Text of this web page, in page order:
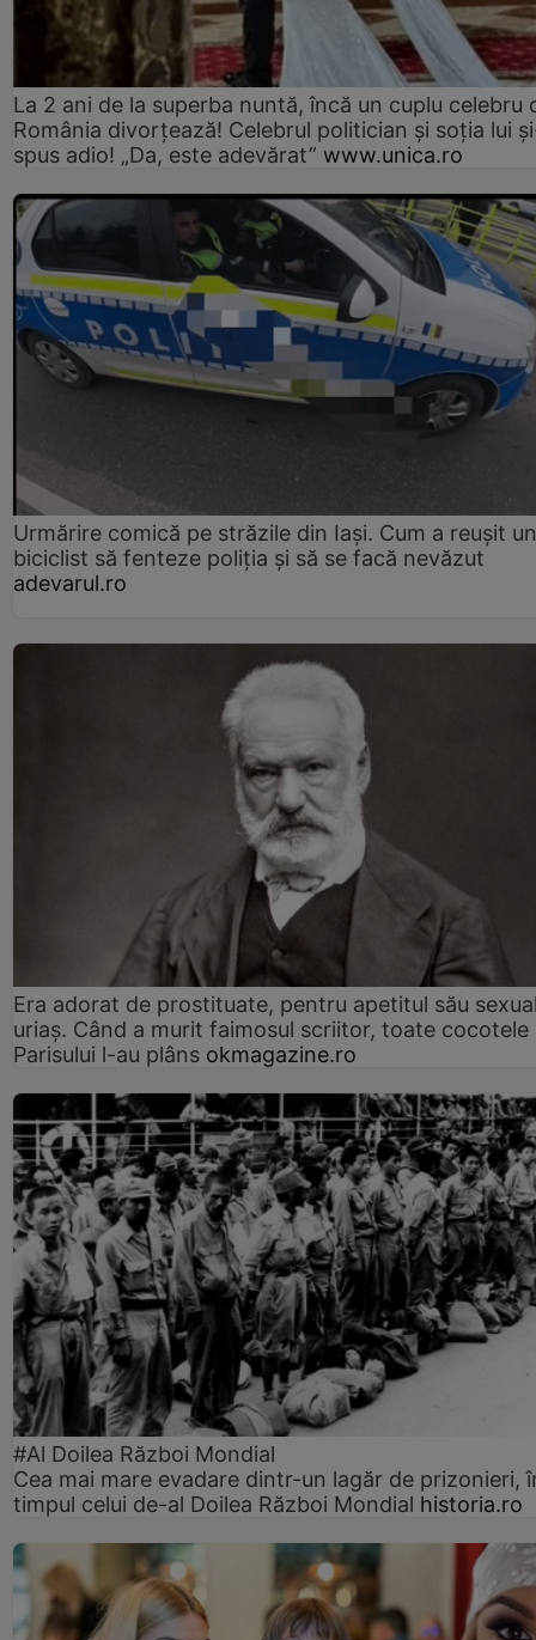
La 2 ani de la superba nuntă, încă un cuplu celebru
România divorțează! Celebrul politician și soția lui
spus adio! „Da, este adevărat” www.unica.ro
Urmărire comică pe străzile din Iași. Cum a reușit un
biciclist să fenteze poliția și să se facă nevăzut
adevarul.ro
Era adorat de prostituate, pentru apetitul său
uriaș. Când a murit faimosul scriitor, toate cocotele
Parisului l-au plâns okmagazine.ro
#Al Doilea Război Mondial
Cea mai mare evadare dintr-un lagăr de prizonieri,
timpul celui de-al Doilea Război Mondial historia.ro